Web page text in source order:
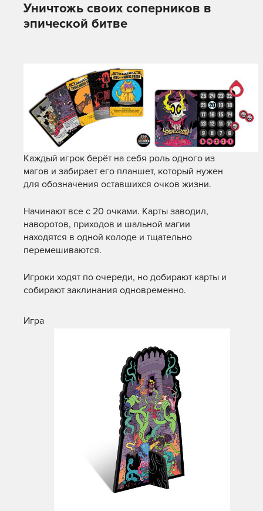
Уничтожь своих соперников в
эпической битве
Каждый игрок берёт на себя роль одного из
магов и забирает его планшет, который нужен
для обозначения оставшихся очков жизни.
Начинают все с 20 очками. Карты заводил,
наворотов, приходов и шальной магии
находятся в одной колоде и тщательно
перемешиваются.
Игроки ходят по очереди, но добирают карты и
собирают заклинания одновременно.
Игра